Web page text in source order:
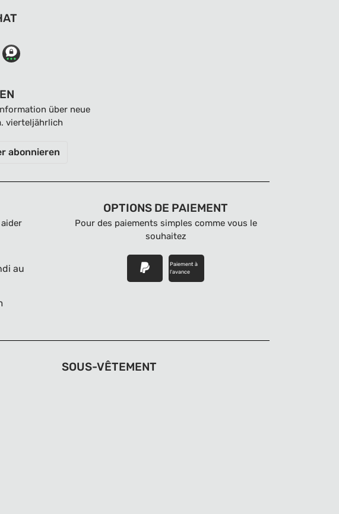
über neue
vierteljährlich
abonnieren
au
OPTIONS DE PAIEMENT
Pour des paiements simples comme vous le
souhaitez
Paiement à
l'avance
SOUS-VÊTEMENT